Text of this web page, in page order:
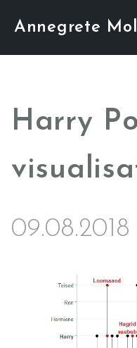
Annegrete
Harry
09.08.2018